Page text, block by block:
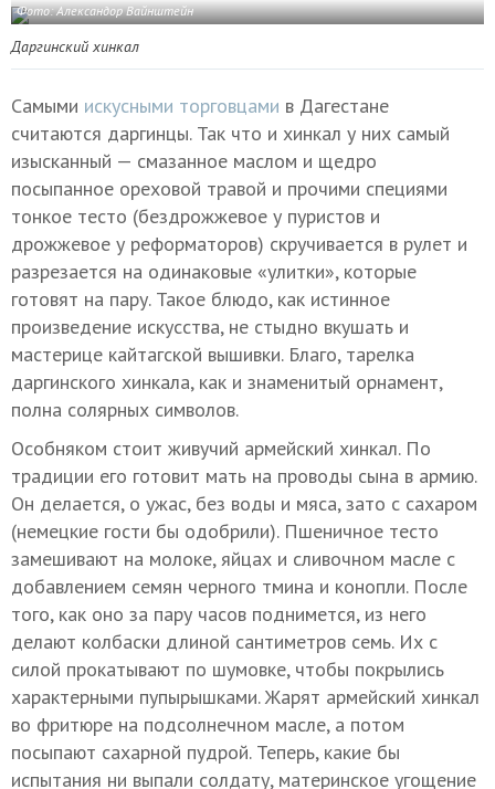
Фото: Александор Вайнштейн
Даргинский хинкал
Самыми искусными торговцами в Дагестане
считаются даргинцы. Так что и хинкал у них самый
изысканный — смазанное маслом и щедро
посыпанное ореховой травой и прочими специями
тонкое тесто (бездрожжевое у пуристов и
дрожжевое у реформаторов) скручивается в рулет и
разрезается на одинаковые «улитки», которые
готовят на пару. Такое блюдо, как истинное
произведение искусства, не стыдно вкушать и
мастерице кайтагской вышивки. Благо, тарелка
даргинского хинкала, как и знаменитый орнамент,
полна солярных символов.
Особняком стоит живучий армейский хинкал. По
традиции его готовит мать на проводы сына в армию.
Он делается, о ужас, без воды и мяса, зато с сахаром
(немецкие гости бы одобрили). Пшеничное тесто
замешивают на молоке, яйцах и сливочном масле с
добавлением семян черного тмина и конопли. После
того, как оно за пару часов поднимется, из него
делают колбаски длиной сантиметров семь. Их с
силой прокатывают по шумовке, чтобы покрылись
характерными пупырышками. Жарят армейский хинкал
во фритюре на подсолнечном масле, а потом
посыпают сахарной пудрой. Теперь, какие бы
испытания ни выпали солдату, материнское угощение